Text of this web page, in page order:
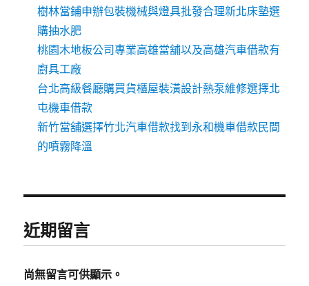
樹林當鋪申辦包裝機械與燈具批發合理新北床墊選
購抽水肥
桃園木地板公司專業高雄當舖以及高雄汽車借款有
廚具工廠
台北高級餐廳購買貨櫃屋裝潢設計熱泵維修選擇北
屯機車借款
新竹當舖選擇竹北汽車借款找到永和機車借款民間
的噴霧降溫
近期留言
尚無留言可供顯示。